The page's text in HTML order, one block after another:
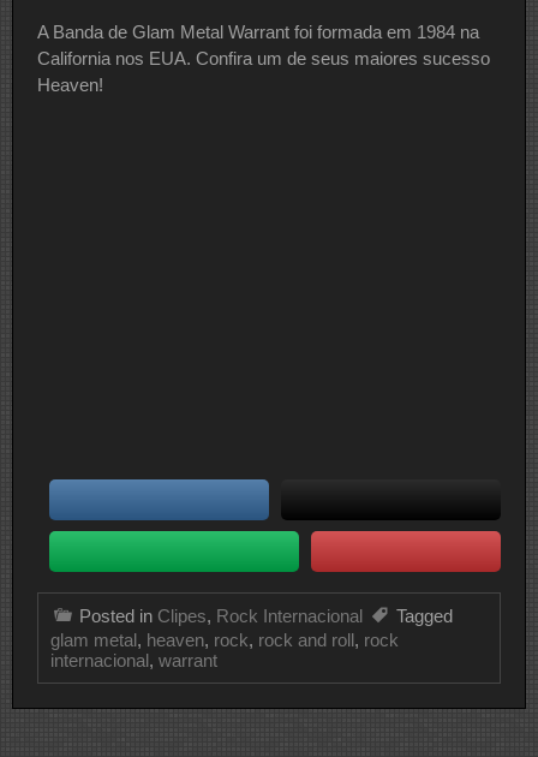
A Banda de Glam Metal Warrant foi formada em 1984 na
California nos EUA. Confira um de seus maiores sucesso
Heaven!
Posted in Clipes, Rock Internacional
Tagged
glam metal, heaven, rock, rock and roll, rock
internacional, warrant